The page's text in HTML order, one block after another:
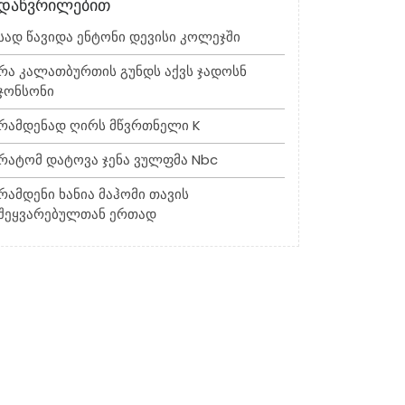
Წავიდა Ენტონი Დევისი Კოლეჯში
Კალათბურთის Გუნდს Აქვს Ჯადოსნ
Ღირს Მწვრთნელი K
Დატოვა Ჯენა Ვულფმა Nbc
Ხანია Მაჰომი Თავის
Ერთად